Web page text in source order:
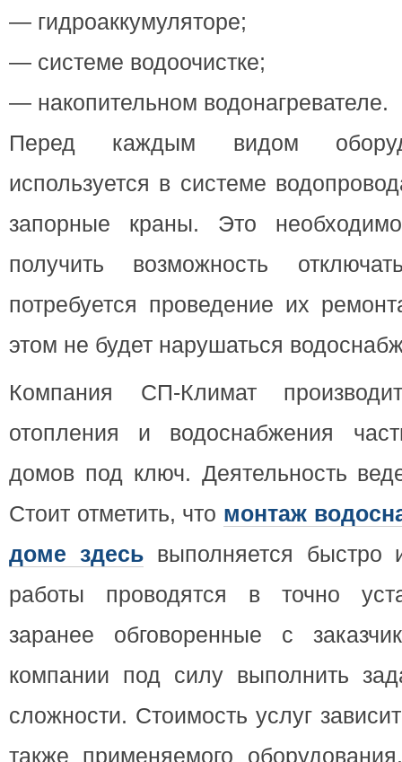
— гидроаккумуляторе;
— системе водоочистке;
— накопительном водонагревателе.
Перед каждым видом
используется в системе
запорные краны. Это
получить возможность
потребуется проведение их
этом не будет нарушаться
Компания СП-Климат
отопления и водоснабжения
домов под ключ. Деятельность
Стоит отметить, что монтаж
доме здесьвыполняется быстро
работы проводятся в точно
заранее обговоренные с
компании под силу выполнить
сложности. Стоимость услуг
также применяемого